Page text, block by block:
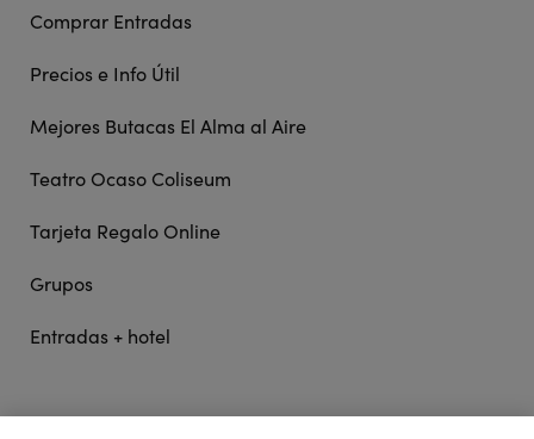
Comprar Entradas
Precios e Info Útil
Mejores Butacas El Alma al Aire
Teatro Ocaso Coliseum
Tarjeta Regalo Online
Grupos
Entradas + hotel
STAGE ENTERTAINMENT